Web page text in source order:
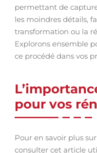
permettant de
les moindres détails,
transformation ou la
Explorons ensemble
ce procédé dans vos
pour vos
Pour en savoir plus
consulter cet article